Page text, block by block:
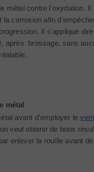
métal contre l'oxydation. Il
la corrosion afin
Il s'applique
après brossage, sans
métal
avant d'employer le
veut obtenir de bons
enlever la rouille avant